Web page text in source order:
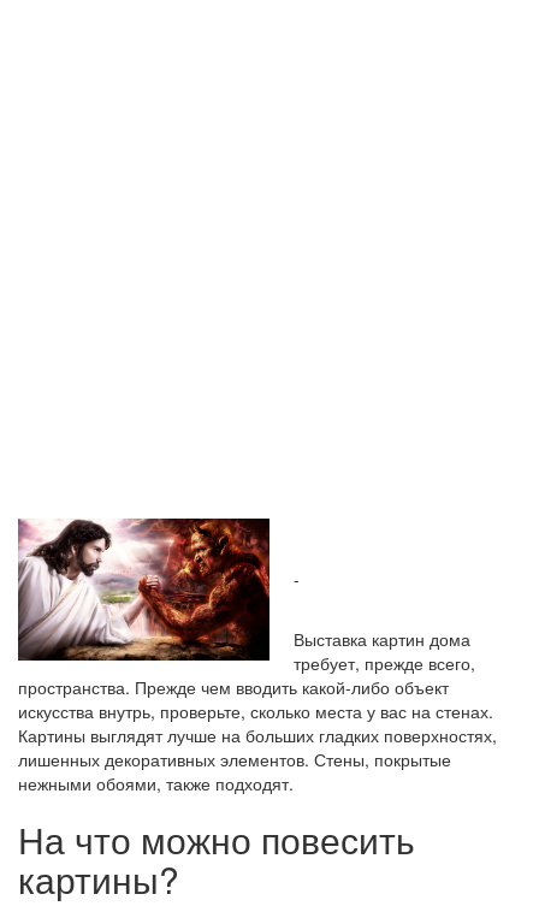
И НЕ
ТЕРЯЛИСЬ НА
СТЕНЕ?
-
Выставка картин дома
требует, прежде всего,
пространства. Прежде чем вводить какой-либо объект
искусства внутрь, проверьте, сколько места у вас на стенах.
Картины выглядят лучше на больших гладких поверхностях,
лишенных декоративных элементов. Стены, покрытые
нежными обоями, также подходят.
На что можно повесить
картины?